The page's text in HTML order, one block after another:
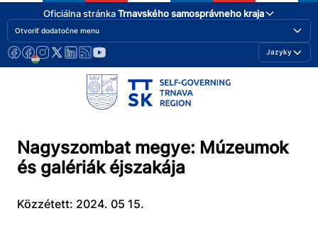
Oficiálna stránkaTrnavského samosprávneho kraja
Otvoriť dodatočne menu
Jazyky
Nagyszombat megye: Múzeumok
és galériák éjszakája
Közzétett: 2024. 05 15.